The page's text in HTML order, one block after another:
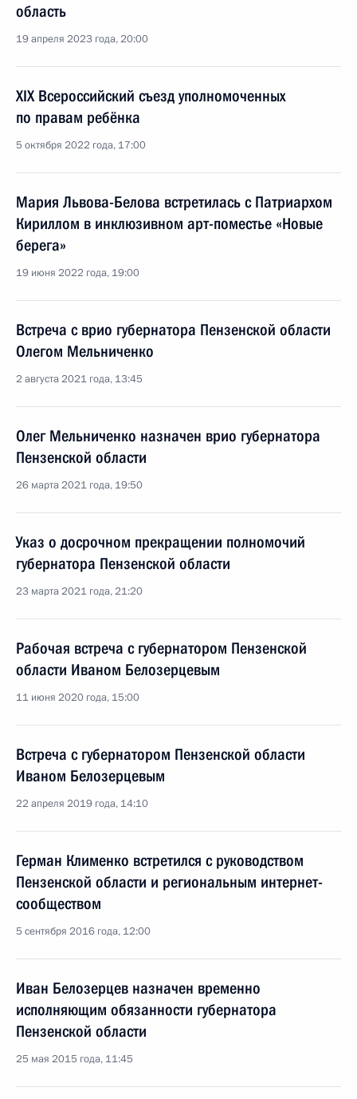
область
19 апреля 2023 года, 20:00
XIX Всероссийский съезд уполномоченных
по правам ребёнка
5 октября 2022 года, 17:00
Мария Львова-Белова встретилась с Патриархом
Кириллом в инклюзивном арт-поместье «Новые
берега»
19 июня 2022 года, 19:00
Встреча с врио губернатора Пензенской области
Олегом Мельниченко
2 августа 2021 года, 13:45
Олег Мельниченко назначен врио губернатора
Пензенской области
26 марта 2021 года, 19:50
Указ о досрочном прекращении полномочий
губернатора Пензенской области
23 марта 2021 года, 21:20
Рабочая встреча с губернатором Пензенской
области Иваном Белозерцевым
11 июня 2020 года, 15:00
Встреча с губернатором Пензенской области
Иваном Белозерцевым
22 апреля 2019 года, 14:10
Герман Клименко встретился с руководством
Пензенской области и региональным интернет-
сообществом
5 сентября 2016 года, 12:00
Иван Белозерцев назначен временно
исполняющим обязанности губернатора
Пензенской области
25 мая 2015 года, 11:45